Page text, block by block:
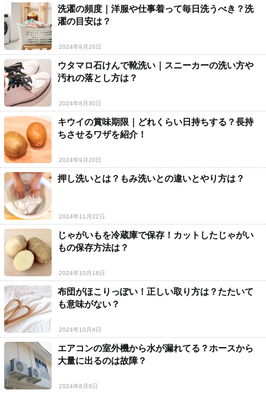
洗濯の頻度｜洋服や仕事着って毎日洗うべき？洗
濯の目安は？
2024年9月20日
ウタマロ石けんで靴洗い｜スニーカーの洗い方や
汚れの落とし方は？
2024年8月30日
キウイの賞味期限｜どれくらい日持ちする？長持
ちさせるワザを紹介！
2024年9月20日
押し洗いとは？もみ洗いとの違いとやり方は？
2024年11月22日
じゃがいもを冷蔵庫で保存！カットしたじゃがい
もの保存方法は？
2024年10月18日
布団がほこりっぽい！正しい取り方は？たたいて
も意味がない？
2024年10月4日
エアコンの室外機から水が漏れてる？ホースから
大量に出るのは故障？
2024年8月8日